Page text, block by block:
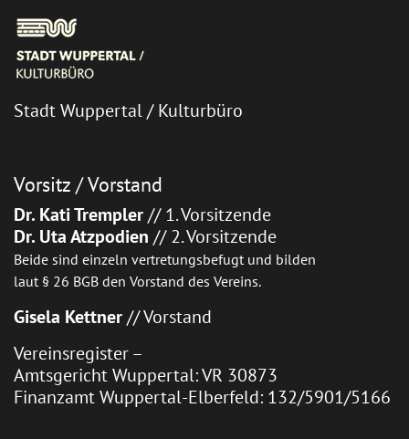
Stadt Wuppertal / Kulturbüro
Vorsitz / Vorstand
Dr. Kati Trempler// 1. Vorsitzende
Dr. Uta Atzpodien // 2. Vorsitzende
Beide sind einzeln vertretungsbefugt und bilden
laut § 26 BGB den Vorstand des Vereins.
Gisela Kettner// Vorstand
Vereinsregister –
Amtsgericht Wuppertal: VR 30873
Finanzamt Wuppertal-Elberfeld: 132/5901/5166